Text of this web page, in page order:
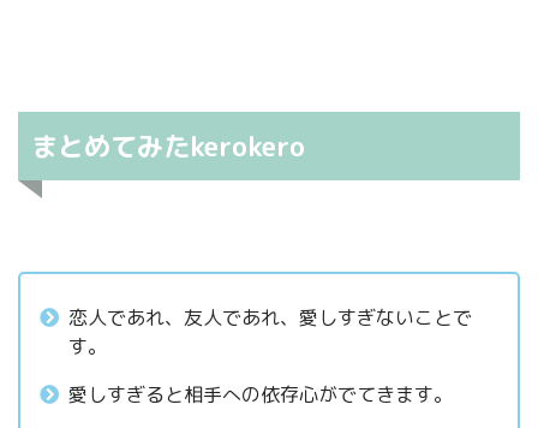
ふくカエル
ふくネコ
意見もあるとおもいます。はい。
まとめてみたkerokero
恋人であれ、友人であれ、愛しすぎないことで
す。
愛しすぎると相手への依存心がでてきます。